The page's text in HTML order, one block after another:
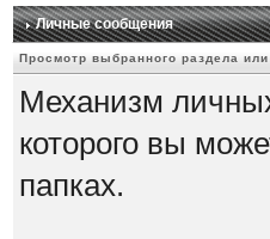
Личные сообщения
Просмотр выбранного раздела или
Механизм
которого вы
папках.